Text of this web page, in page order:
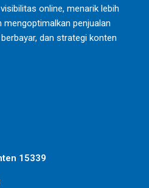
online, menarik lebih
mengoptimalkan penjualan
dan strategi konten
15339